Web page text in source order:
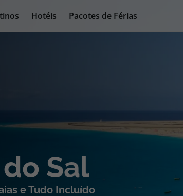
Hotéis
Pacotes de Férias
Blog TopViagens
Cruzeiros
Promoções
Sal
e Tudo Incluído